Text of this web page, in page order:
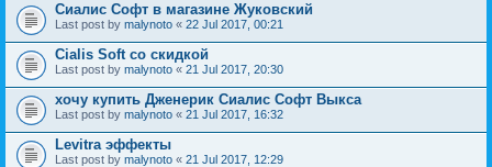
Сиалис Софт в магазине Жуковский
Last post by malynoto « 22 Jul 2017, 00:21
Cialis Soft со скидкой
Last post by malynoto « 21 Jul 2017, 20:30
хочу купить Дженерик Сиалис Софт Выкса
Last post by malynoto « 21 Jul 2017, 16:32
Levitra эффекты
Last post by malynoto « 21 Jul 2017, 12:29